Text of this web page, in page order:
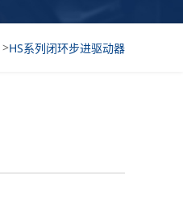
>HS系列闭环步进驱动器